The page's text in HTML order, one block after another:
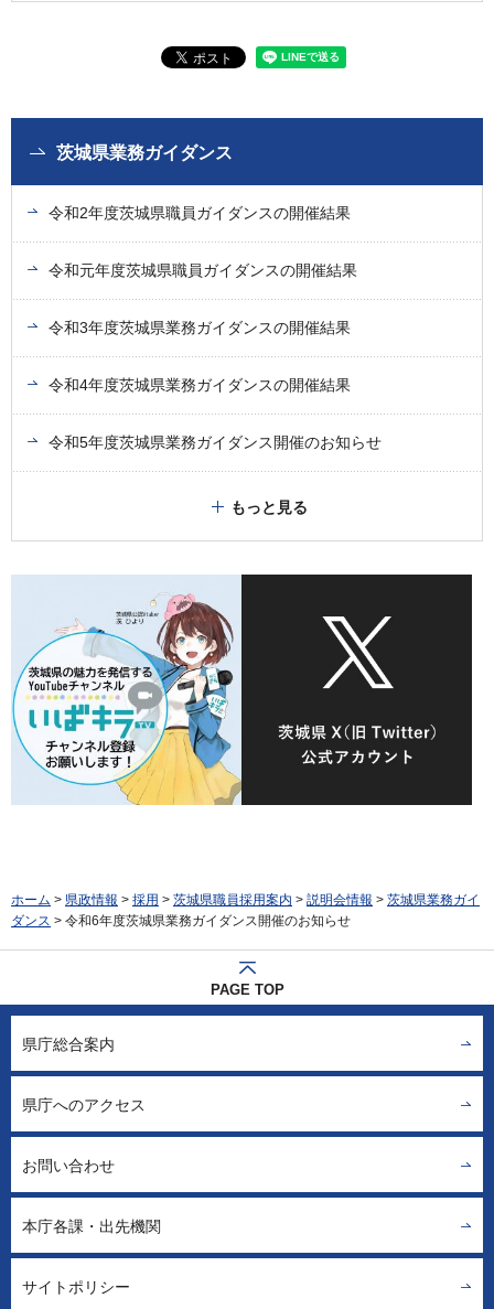
茨城県業務ガイダンス
令和2年度茨城県職員ガイダンスの開催結果
令和元年度茨城県職員ガイダンスの開催結果
令和3年度茨城県業務ガイダンスの開催結果
令和4年度茨城県業務ガイダンスの開催結果
令和5年度茨城県業務ガイダンス開催のお知らせ
もっと見る
ホーム > 県政情報 > 採用 > 茨城県職員採用案内 > 説明会情報 > 茨城県業務ガイ
ダンス > 令和6年度茨城県業務ガイダンス開催のお知らせ
PAGE TOP
県庁総合案内
県庁へのアクセス
お問い合わせ
本庁各課・出先機関
サイトポリシー